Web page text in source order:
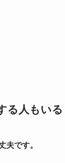
る人もいる
夫です。